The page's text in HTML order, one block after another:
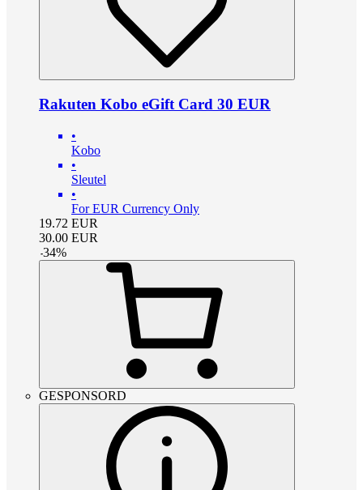
Rakuten Kobo eGift Card 30 EUR
•
Kobo
•
Sleutel
•
For EUR Currency Only
19.72 EUR
30.00 EUR
-34%
GESPONSORD